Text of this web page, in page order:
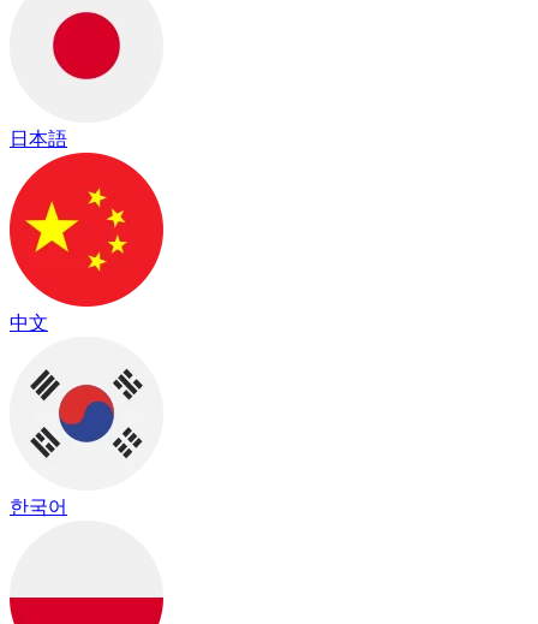
日本語
中文
한국어